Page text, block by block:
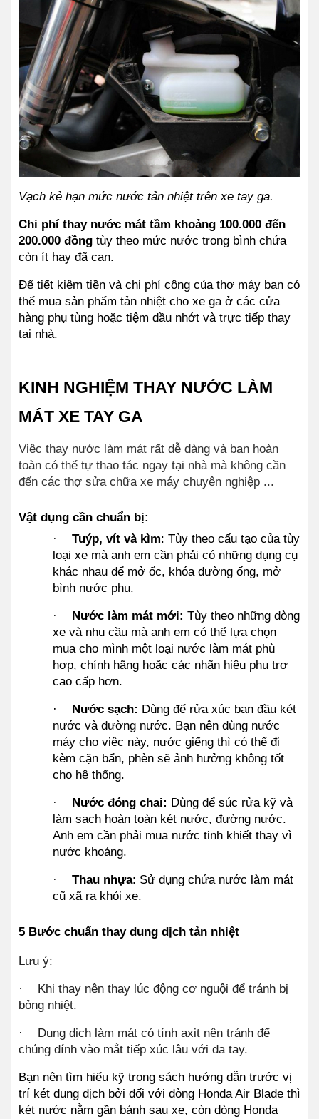
Vạch kẻ hạn mức nước tản nhiệt trên xe tay ga.
Chi phí thay nước mát tầm khoảng 100.000 đến
200.000 đồng tùy theo mức nước trong bình chứa
còn ít hay đã cạn.
Để tiết kiệm tiền và chi phí công của thợ máy bạn có
thể mua sản phẩm tản nhiệt cho xe ga ở các cửa
hàng phụ tùng hoặc tiệm dầu nhớt và trực tiếp thay
tại nhà.
KINH NGHIỆM THAY NƯỚC LÀM
MÁT XE TAY GA
Việc thay nước làm mát rất dễ dàng và bạn hoàn
toàn có thể tự thao tác ngay tại nhà mà không cần
đến các thợ sửa chữa xe máy chuyên nghiệp ...
Vật dụng cần chuẩn bị:
·
Tuýp, vít và kìm: Tùy theo cấu tạo của tùy
loại xe mà anh em cần phải có những dụng cụ
khác nhau để mở ốc, khóa đường ống, mở
bình nước phụ.
·
Nước làm mát mới: Tùy theo những dòng
xe và nhu cầu mà anh em có thể lựa chọn
mua cho mình một loại nước làm mát phù
hợp, chính hãng hoặc các nhãn hiệu phụ trợ
cao cấp hơn.
·
Nước sạch: Dùng để rửa xúc ban đầu két
nước và đường nước. Bạn nên dùng nước
máy cho việc này, nước giếng thì có thể đi
kèm cặn bẩn, phèn sẽ ảnh hưởng không tốt
cho hệ thống.
·
Nước đóng chai: Dùng để súc rửa kỹ và
làm sạch hoàn toàn két nước, đường nước.
Anh em cần phải mua nước tinh khiết thay vì
nước khoáng.
·
Thau nhựa: Sử dụng chứa nước làm mát
cũ xã ra khỏi xe.
5 Bước chuẩn thay dung dịch tản nhiệt
Lưu ý:
·
Khi thay nên thay lúc động cơ nguội để tránh bị
bỏng nhiệt.
·
Dung dịch làm mát có tính axit nên tránh để
chúng dính vào mắt tiếp xúc lâu với da tay.
Bạn nên tìm hiểu kỹ trong sách hướng dẫn trước vị
trí két dung dịch bởi đối với dòng Honda Air Blade thì
két nước nằm gần bánh sau xe, còn dòng Honda